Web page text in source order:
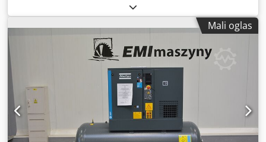
Mali oglas